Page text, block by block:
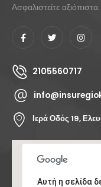
Ασφαλιστείτε αξιόπιστα.
2105560717
Ιερά Οδός 19,
Αυτή η σελίδα